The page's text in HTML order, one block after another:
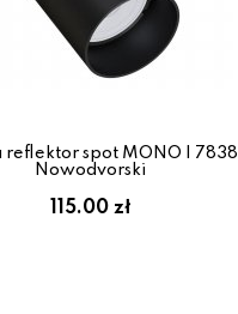
reflektor spot MONO I 7838
Nowodvorski
115.00 zł